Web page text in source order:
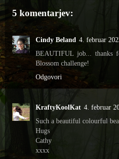
5 komentarjev:
Cindy Beland 4. februar
BEAUTIFUL job... thanks
Blossom challenge!
Odgovori
KraftyKoolKat 4. februar
Such a beautiful colourful
Hugs
Cathy
xxxx